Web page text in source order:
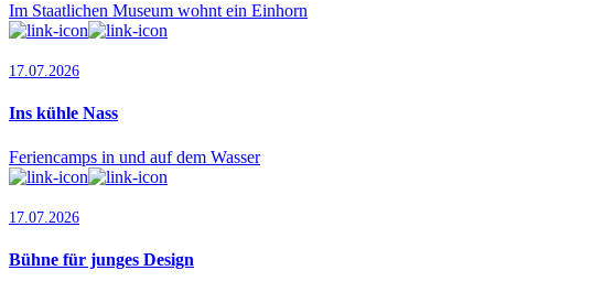
Im Staatlichen Museum wohnt ein Einhorn
17.07.2026
Ins kühle Nass
Feriencamps in und auf dem Wasser
17.07.2026
Bühne für junges Design